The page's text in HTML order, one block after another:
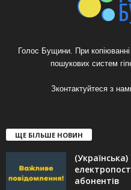
Голос Бущини. При копіюванні
пошукових систем
Зконтактуйтеся з
ЩЕ БІЛЬШЕ НОВИН
абонентів